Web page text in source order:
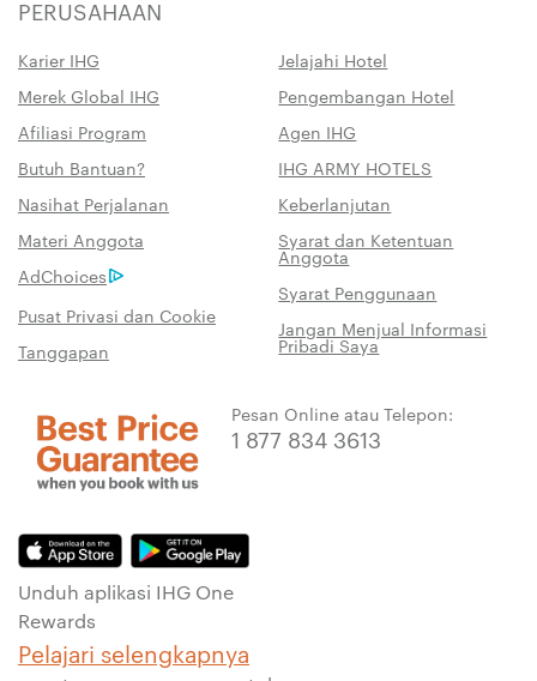
PERUSAHAAN
Karier IHG
Jelajahi Hotel
Merek Global IHG
Pengembangan Hotel
Afiliasi Program
Agen IHG
Butuh Bantuan?
IHG ARMY HOTELS
Nasihat Perjalanan
Keberlanjutan
Materi Anggota
Syarat dan Ketentuan
Anggota
AdChoices
Syarat Penggunaan
Pusat Privasi dan Cookie
Jangan Menjual Informasi
Pribadi Saya
Tanggapan
Pesan Online atau Telepon:
1 877 834 3613
Unduh aplikasi IHG One
Rewards
Pelajari selengkapnya